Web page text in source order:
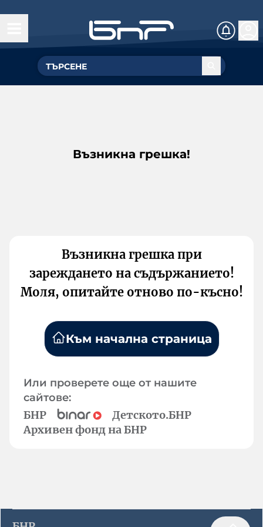
Възникна грешка!
Възникна грешка при
зареждането на съдържанието!
Моля, опитайте отново по-късно!
Към начална страница
Или проверете още от нашите
сайтове:
БНР
Детското.БНР
Архивен фонд на БНР